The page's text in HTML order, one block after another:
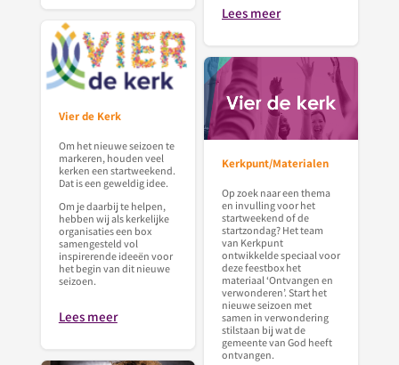
Lees meer
Vier de Kerk
Om het nieuwe seizoen te
markeren, houden veel
kerken een startweekend.
Dat is een geweldig idee.
Om je daarbij te helpen,
hebben wij als kerkelijke
organisaties een box
samengesteld vol
inspirerende ideeën voor
het begin van dit nieuwe
seizoen.
Lees meer
Kerkpunt/Materialen
Op zoek naar een thema
en invulling voor het
startweekend of de
startzondag? Het team
van Kerkpunt
ontwikkelde speciaal voor
deze feestbox het
materiaal ‘Ontvangen en
verwonderen’. Start het
nieuwe seizoen met
samen in verwondering
stilstaan bij wat de
gemeente van God heeft
ontvangen.